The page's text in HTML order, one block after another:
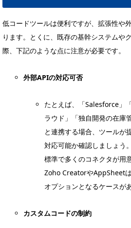
低コードツールは便利ですが、拡張性や
ります。とくに、既存の基幹システムや
際、下記のような点に注意が必要です。
外部APIの対応可否
たとえば、「Salesforce」
ラウド」「独自開発の在庫
と連携する場合、ツールが
対応可能か確認しましょう
標準で多くのコネクタが用
Zoho CreatorやAppSheet
オプションとなるケースが
カスタムコードの制約